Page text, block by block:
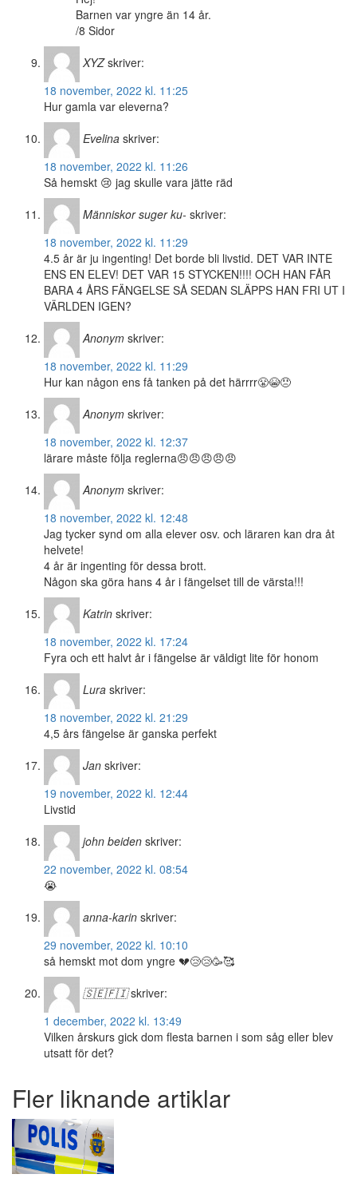
Barnen var yngre än 14 år.
/8 Sidor
XYZ skriver:
18 november, 2022 kl. 11:25
Hur gamla var eleverna?
Evelina skriver:
18 november, 2022 kl. 11:26
Så hemskt 😢 jag skulle vara jätte räd
Människor suger ku- skriver:
18 november, 2022 kl. 11:29
4.5 år är ju ingenting! Det borde bli livstid. DET VAR INTE
ENS EN ELEV! DET VAR 15 STYCKEN!!!! OCH HAN FÅR
BARA 4 ÅRS FÄNGELSE SÅ SEDAN SLÄPPS HAN FRI UT I
VÄRLDEN IGEN?
Anonym skriver:
18 november, 2022 kl. 11:29
Hur kan någon ens få tanken på det härrrr😤😭😠
Anonym skriver:
18 november, 2022 kl. 12:37
lärare måste följa reglerna😠😠😠😠😠
Anonym skriver:
18 november, 2022 kl. 12:48
Jag tycker synd om alla elever osv. och läraren kan dra åt
helvete!
4 år är ingenting för dessa brott.
Någon ska göra hans 4 år i fängelset till de värsta!!!
Katrin skriver:
18 november, 2022 kl. 17:24
Fyra och ett halvt år i fängelse är väldigt lite för honom
Lura skriver:
18 november, 2022 kl. 21:29
4,5 års fängelse är ganska perfekt
Jan skriver:
19 november, 2022 kl. 12:44
Livstid
john beiden skriver:
22 november, 2022 kl. 08:54
😭
anna-karin skriver:
29 november, 2022 kl. 10:10
så hemskt mot dom yngre 💔😢😢🥳🥰
🇸🇪🇫🇮 skriver:
1 december, 2022 kl. 13:49
Vilken årskurs gick dom flesta barnen i som såg eller blev
utsatt för det?
Fler liknande artiklar